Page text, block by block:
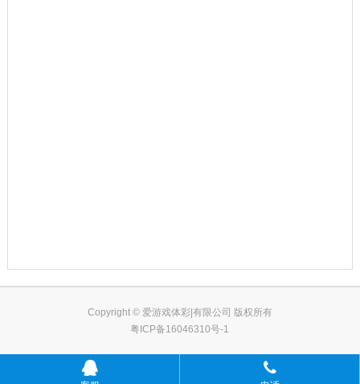
Copyright © 爱游戏体彩|有限公司 版权所有
粤ICP备16046310号-1